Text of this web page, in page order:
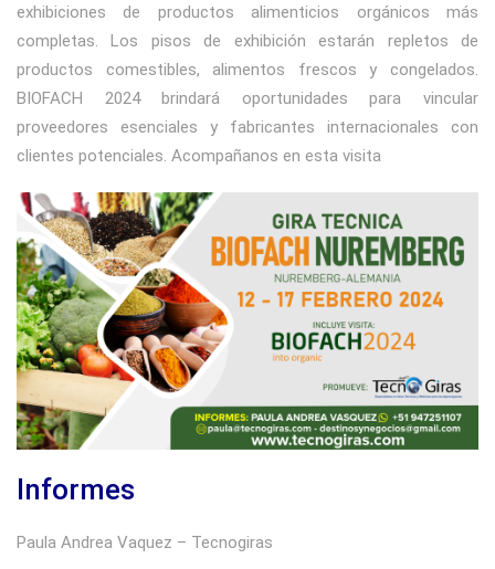
exhibiciones de productos alimenticios orgánicos más
completas. Los pisos de exhibición estarán repletos de
productos comestibles, alimentos frescos y congelados.
BIOFACH 2024 brindará oportunidades para vincular
proveedores esenciales y fabricantes internacionales con
clientes potenciales. Acompañanos en esta visita
Informes
Paula Andrea Vaquez – Tecnogiras